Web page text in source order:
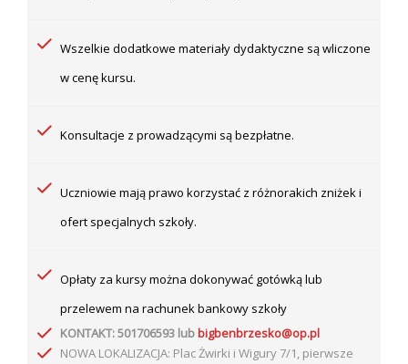
Wszelkie dodatkowe materiały dydaktyczne są wliczone
w cenę kursu.
Konsultacje z prowadzącymi są bezpłatne.
Uczniowie mają prawo korzystać z różnorakich zniżek i
ofert specjalnych szkoły.
Opłaty za kursy można dokonywać gotówką lub
przelewem na rachunekbankowy szkoły
KONTAKT: 501706593 lubbigbenbrzesko@op.pl
NOWA LOKALIZACJA: Plac Żwirki i Wigury 7/1, pierwsze